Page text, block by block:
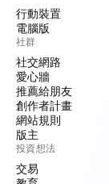
行動裝置
電腦版
社群
社交網路
愛心牆
推薦給朋友
創作者計畫
網站規則
版主
投資想法
交易